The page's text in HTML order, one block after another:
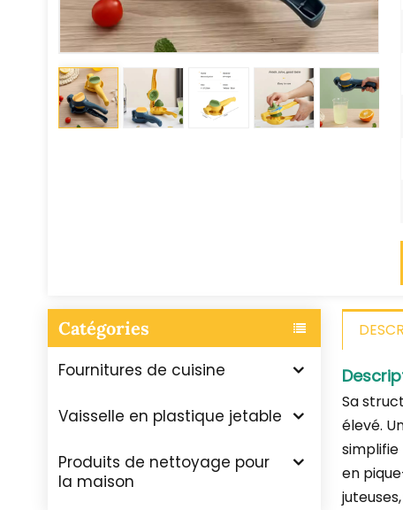
Catégories
Fournitures de cuisine
Vaisselle en plastique jetable
Produits de nettoyage pour
la maison
Sa
élevé.
en